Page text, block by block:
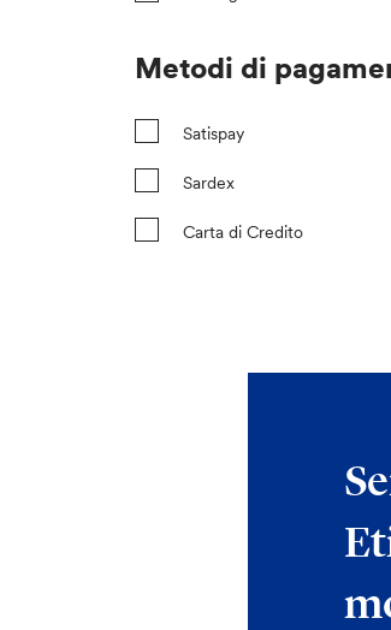
Metodi di
Satispay
Sardex
Carta di Credito